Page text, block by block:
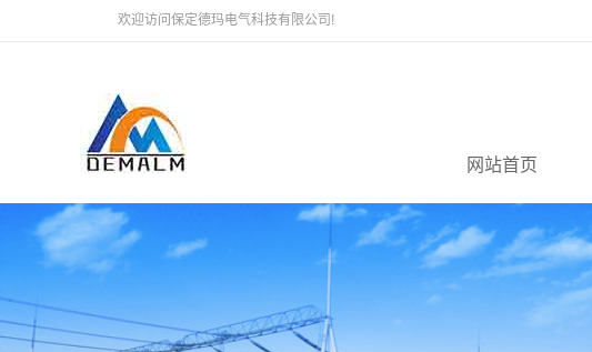
欢迎访问保定德玛电气科技有限公司!
网站首页